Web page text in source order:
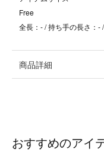
Free
全長：- / 持ち手の長さ：-
商品詳細
おすすめのアイ